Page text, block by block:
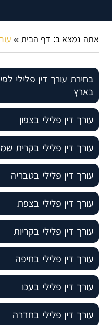
אתה נמצא ב: דף הבית »
בחירת עורך דין פלילי
בארץ
עורך דין פלילי בצפון
עורך דין פלילי בקרית
עורך דין פלילי בטבריה
עורך דין פלילי בצפת
עורך דין פלילי בקריות
עורך דין פלילי בחיפה
עורך דין פלילי בעכו
עורך דין פלילי בחדרה